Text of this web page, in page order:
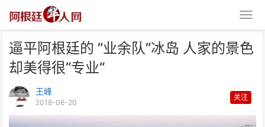
逼平阿根廷的 ”业余队”冰岛 人家的景色
却美得很”专业“
王峰
2018-06-20
关注